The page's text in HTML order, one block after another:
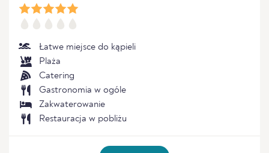
Łatwe miejsce do kąpieli
Plaża
Catering
Gastronomia w ogóle
Zakwaterowanie
Restauracja w pobliżu